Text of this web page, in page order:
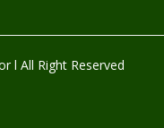
l All Right Reserved